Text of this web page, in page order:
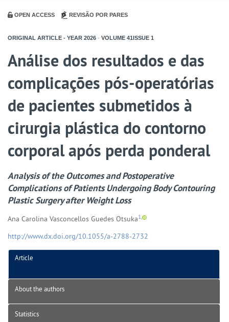
OPEN ACCESS REVISÃO POR PARES
ORIGINAL ARTICLE - YEAR 2026 - VOLUME 41ISSUE 1
Análise dos resultados e das
complicações pós-operatórias
de pacientes submetidos à
cirurgia plástica do contorno
corporal após perda ponderal
Analysis of the Outcomes and Postoperative
Complications of Patients Undergoing Body Contouring
Plastic Surgery after Weight Loss
Ana Carolina Vasconcellos Guedes Otsuka1,
http://www.dx.doi.org/10.1055/a-2788-2732
Article
About the authors
Statistics